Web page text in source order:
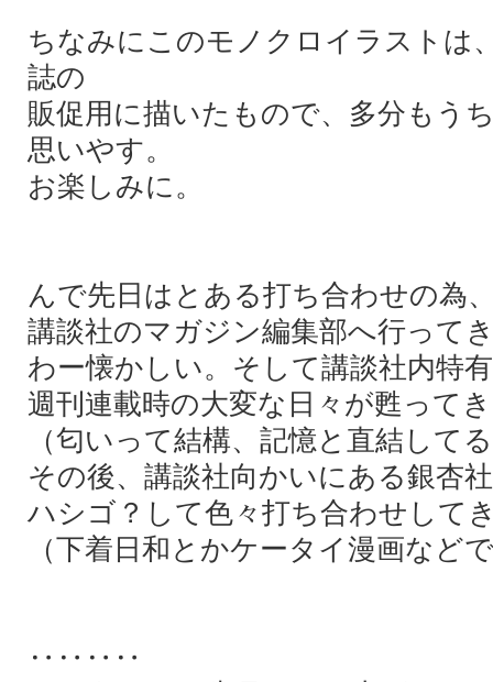
ちなみにこのモノクロイラストは
誌の
販促用に描いたもので、多分もう
思いやす。
お楽しみに。
んで先日はとある打ち合わせの為
講談社のマガジン編集部へ行って
わー懐かしい。そして講談社内特
週刊連載時の大変な日々が甦って
（匂いって結構、記憶と直結して
その後、講談社向かいにある銀杏
ハシゴ？して色々打ち合わせして
（下着日和とかケータイ漫画など
‥‥‥‥